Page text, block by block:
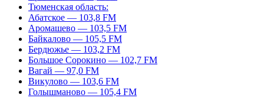
Тюменская область:
Абатское — 103,8 FM
Аромашево — 103,5 FM
Байкалово — 105,5 FM
Бердюжье — 103,2 FM
Большое Сорокино — 102,7 FM
Вагай — 97,0 FM
Викулово — 103,6 FM
Голышманово — 105,4 FM